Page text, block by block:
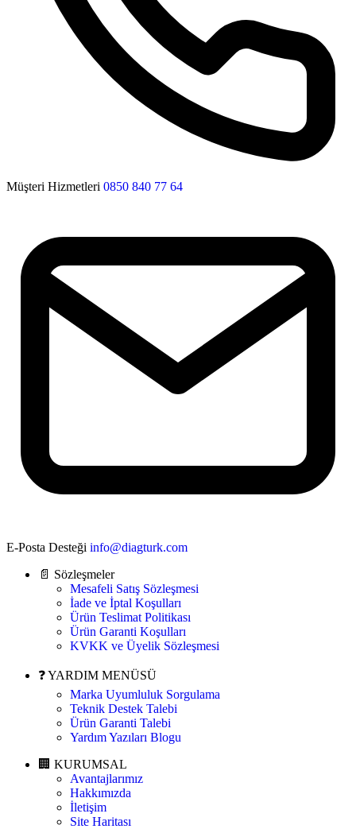
Müşteri Hizmetleri 0850 840 77 64
E-Posta Desteği info@diagturk.com
📄 Sözleşmeler
Mesafeli Satış Sözleşmesi
İade ve İptal Koşulları
Ürün Teslimat Politikası
Ürün Garanti Koşulları
KVKK ve Üyelik Sözleşmesi
❓ YARDIM MENÜSÜ
Marka Uyumluluk Sorgulama
Teknik Destek Talebi
Ürün Garanti Talebi
Yardım Yazıları Blogu
🏢 KURUMSAL
Avantajlarımız
Hakkımızda
İletişim
Site Haritası